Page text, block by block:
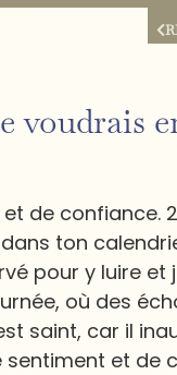
voudrais
de confiance.
ton
pour y luire et
où des
saint, car il
sentiment et de